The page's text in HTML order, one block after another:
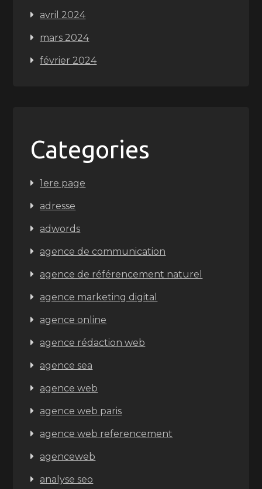
avril 2024
mars 2024
février 2024
Categories
1ere page
adresse
adwords
agence de communication
agence de référencement naturel
agence marketing digital
agence online
agence rédaction web
agence sea
agence web
agence web paris
agence web referencement
agenceweb
analyse seo